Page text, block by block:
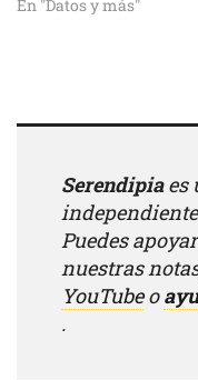
En "Datos y más"
Serendipiaes
Puedes
nuestras
YouTubeo
.